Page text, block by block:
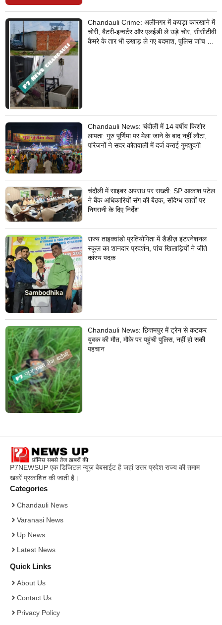
Chandauli Crime: अलीनगर में कपड़ा कारखाने में
चोरी, बैटरी-इन्वर्टर और एलईडी ले उड़े चोर, सीसीटीवी
कैमरे के तार भी उखाड़ ले गए बदमाश, पुलिस जांच में
Chandauli News: चंदौली में 14 वर्षीय किशोर
लापता: गुरु पूर्णिमा पर मेला जाने के बाद नहीं लौटा,
परिजनों ने सदर कोतवाली में दर्ज कराई गुमशुदगी
चंदौली में साइबर अपराध पर सख्ती: SP आकाश पटेल
ने बैंक अधिकारियों संग की बैठक, संदिग्ध खातों पर
निगरानी के दिए निर्देश
राज्य ताइक्वांडो प्रतियोगिता में डैडीज़ इंटरनेशनल
स्कूल का शानदार प्रदर्शन, पांच खिलाड़ियों ने जीते
कांस्य पदक
Chandauli News: छित्तमपुर में ट्रेन से कटकर
युवक की मौत, मौके पर पहुंची पुलिस, नहीं हो सकी
पहचान
P7NEWSUP एक डिजिटल न्यूज़ वेबसाईट है जहां उत्तर प्रदेश राज्य की तमाम
खबरें प्रकाशित की जाती है।
Categories
Chandauli News
Varanasi News
Up News
Latest News
Quick Links
About Us
Contact Us
Privacy Policy